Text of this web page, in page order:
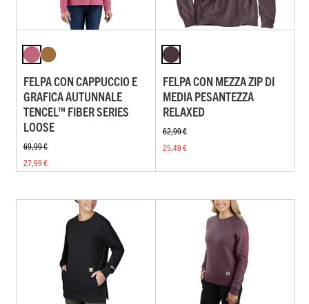
FELPA CON CAPPUCCIO E
GRAFICA AUTUNNALE
TENCEL™ FIBER SERIES
LOOSE
69,99 €
27,99 €
FELPA CON MEZZA ZIP DI
MEDIA PESANTEZZA
RELAXED
62,99 €
25,49 €